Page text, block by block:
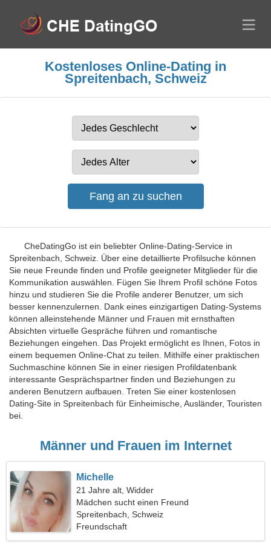
Kostenloses Online-Dating in
Spreitenbach, Schweiz
CheDatingGo ist ein beliebter Online-Dating-Service in
Spreitenbach, Schweiz. Über eine detaillierte Profilsuche können
Sie neue Freunde finden und Profile geeigneter Mitglieder für die
Kommunikation auswählen. Fügen Sie Ihrem Profil schöne Fotos
hinzu und studieren Sie die Profile anderer Benutzer, um sich
besser kennenzulernen. Dank eines einzigartigen Dating-Systems
können alleinstehende Männer und Frauen mit ernsthaften
Absichten virtuelle Gespräche führen und romantische
Beziehungen eingehen. Das Projekt ermöglicht es Ihnen, Fotos in
einem bequemen Online-Chat zu teilen. Mithilfe einer praktischen
Suchmaschine können Sie in einer riesigen Profildatenbank
interessante Gesprächspartner finden und Beziehungen zu
anderen Benutzern aufbauen. Treten Sie einer kostenlosen
Dating-Site in Spreitenbach für Einheimische, Ausländer, Touristen
bei.
Männer und Frauen im Internet
Michelle
21 Jahre alt, Widder
Mädchen sucht einen Freund
Spreitenbach, Schweiz
Freundschaft